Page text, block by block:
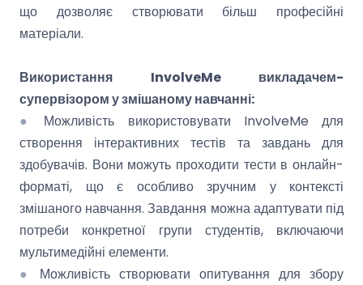
що дозволяє створювати більш професійні
матеріали.
Використання InvolveMe викладачем-
супервізором у змішаному навчанні:
● Можливість використовувати InvolveMe для
створення інтерактивних тестів та завдань для
здобувачів. Вони можуть проходити тести в онлайн-
форматі, що є особливо зручним у контексті
змішаного навчання. Завдання можна адаптувати під
потреби конкретної групи студентів, включаючи
мультимедійні елементи.
● Можливість створювати опитування для збору